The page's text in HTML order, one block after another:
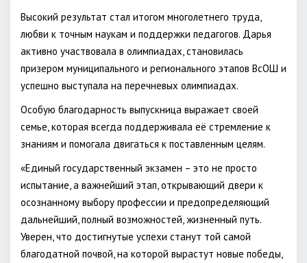
Высокий результат стал итогом многолетнего труда,
любви к точным наукам и поддержки педагогов. Дарья
активно участвовала в олимпиадах, становилась
призером муниципального и регионального этапов ВсОШ и
успешно выступала на перечневых олимпиадах.
Особую благодарность выпускница выражает своей
семье, которая всегда поддерживала её стремление к
знаниям и помогала двигаться к поставленным целям.
«Единый государственный экзамен – это не просто
испытание, а важнейший этап, открывающий двери к
осознанному выбору профессии и предопределяющий
дальнейший, полный возможностей, жизненный путь.
Уверен, что достигнутые успехи станут той самой
благодатной почвой, на которой вырастут новые победы,